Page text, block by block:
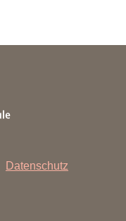
Datenschutz